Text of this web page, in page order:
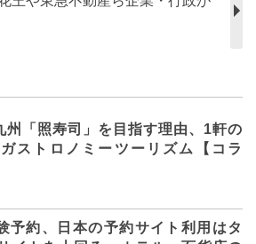
州「照寿司」を目指す理由、1軒の
ストロノミーツーリズム【コラ
予約、日本の予約サイト利用はタ